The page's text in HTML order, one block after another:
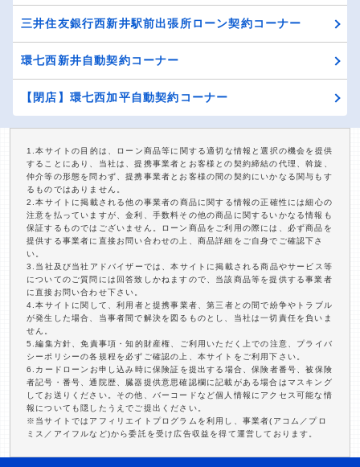
三井住友銀行西新井駅前出張所ローン契約コーナー
環七西新井自動契約コーナー
【閉店】環七西加平自動契約コーナー
1.本サイトの目的は、ローン商品等に関する適切な情報と選択の機会を提供
することにあり、当社は、提携事業者とお客様との契約締結の代理、斡旋、
仲介等の形態を問わず、提携事業者とお客様の間の契約にいかなる関与もす
るものではありません。
2.本サイトに掲載される他の事業者の商品に関する情報の正確性には細心の
注意を払っていますが、金利、手数料その他の商品に関するいかなる情報も
保証するものではございません。ローン商品をご利用の際には、必ず商品を
提供する事業者に直接お問い合わせの上、商品詳細をご自身でご確認下さ
い。
3.当社及び当社アドバイザーでは、本サイトに掲載される商品やサービス等
についてのご質問には回答致しかねますので、当該商品等を提供する事業者
に直接お問い合わせ下さい。
4.本サイトに関して、利用者と提携事業者、第三者との間で紛争やトラブル
が発生した場合、当事者間で解決を図るものとし、当社は一切責任を負いま
せん。
5.編集方針、免責事項・知的財産権、ご利用いただく上での注意、プライバ
シーポリシーの各規程を必ずご確認の上、本サイトをご利用下さい。
6.カードローンお申し込み時に保険証を提出する場合、保険者番号、被保険
者記号・番号、通院歴、臓器提供意思確認欄に記載がある場合はマスキング
してお送りください。その他、バーコードなど個人情報にアクセス可能な情
報についても隠したうえでご提出ください。
※当サイトではアフィリエイトプログラムを利用し、事業者(アコム／プロ
ミス／アイフルなど)から委託を受け広告収益を得て運営しております。